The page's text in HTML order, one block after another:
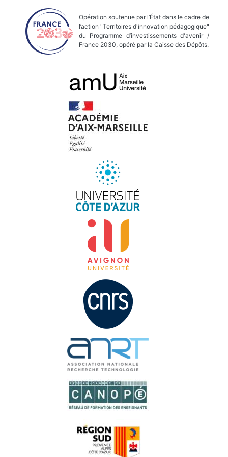
Opération soutenue par l’État dans le cadre de
l’action "Territoires d'innovation pédagogique"
du Programme d’investissements d'avenir /
France 2030, opéré par la Caisse des Dépôts.